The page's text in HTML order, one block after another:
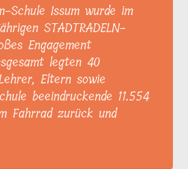
Schule Issum wurde im
STADTRADELN-
Engagement
legten 40
Eltern sowie
beeindruckende 11.554
Fahrrad zurück und